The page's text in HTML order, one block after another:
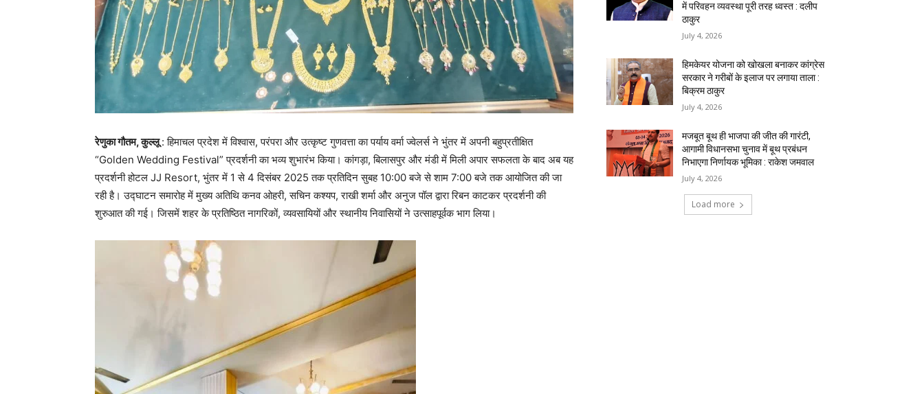
रेणुका गौतम, कुल्लू: हिमाचल प्रदेश में विश्वास, परंपरा और उत्कृष्ट गुणवत्ता का पर्याय वर्मा ज्वेलर्स ने भुंतर में अपनी बहुप्रतीक्षित
“Golden Wedding Festival” प्रदर्शनी का भव्य शुभारंभ किया। कांगड़ा, बिलासपुर और मंडी में मिली अपार सफलता के बाद अब यह
प्रदर्शनी होटल JJ Resort, भुंतर में 1 से 4 दिसंबर 2025 तक प्रतिदिन सुबह 10:00 बजे से शाम 7:00 बजे तक आयोजित की जा
रही है। उद्घाटन समारोह में मुख्य अतिथि कनव ओहरी, सचिन कश्यप, राखी शर्मा और अनुज पॉल द्वारा रिबन काटकर प्रदर्शनी की
शुरुआत की गई। जिसमें शहर के प्रतिष्ठित नागरिकों, व्यवसायियों और स्थानीय निवासियों ने उत्साहपूर्वक भाग लिया।
में परिवहन व्यवस्था पूरी तरह ध्वस्त : दलीप
ठाकुर
July 4, 2026
हिमकेयर योजना को खोखला बनाकर कांग्रेस
सरकार ने गरीबों के इलाज पर लगाया ताला :
बिक्रम ठाकुर
July 4, 2026
मजबूत बूथ ही भाजपा की जीत की गारंटी,
आगामी विधानसभा चुनाव में बूथ प्रबंधन
निभाएगा निर्णायक भूमिका : राकेश जमवाल
July 4, 2026
Load more